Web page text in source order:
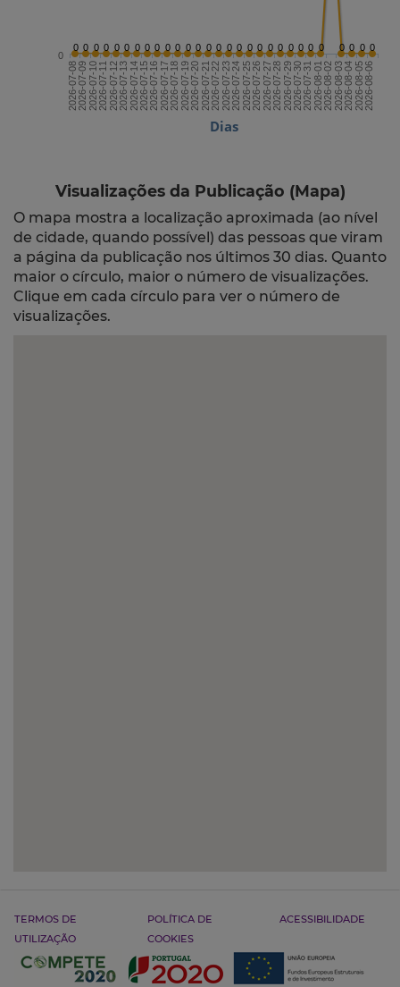
Dias
0 0 0 0 0 0 0 0 0 0 0 0 0 0 0 0 0 0 0 0 0 0 0 0 0 0 0 0 0
2026-07-082026-07-092026-07-102026-07-112026-07-122026-07-132026-07-142026-07-152026-07-162026-07-172026-07-182026-07-192026-07-202026-07-212026-07-222026-07-232026-07-242026-07-252026-07-262026-07-272026-07-282026-07-292026-07-302026-07-312026-08-012026-08-022026-08-032026-08-042026-08-052026-08-06
0
Visualizações da Publicação (Mapa)
O mapa mostra a localização aproximada (ao nível
de cidade, quando possível) das pessoas que viram
a página da publicação nos últimos 30 dias. Quanto
maior o círculo, maior o número de visualizações.
Clique em cada círculo para ver o número de
visualizações.
TERMOS DE
UTILIZAÇÃO
POLÍTICA DE
COOKIES
ACESSIBILIDADE